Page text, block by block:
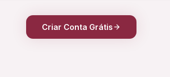
Criar Conta Grátis